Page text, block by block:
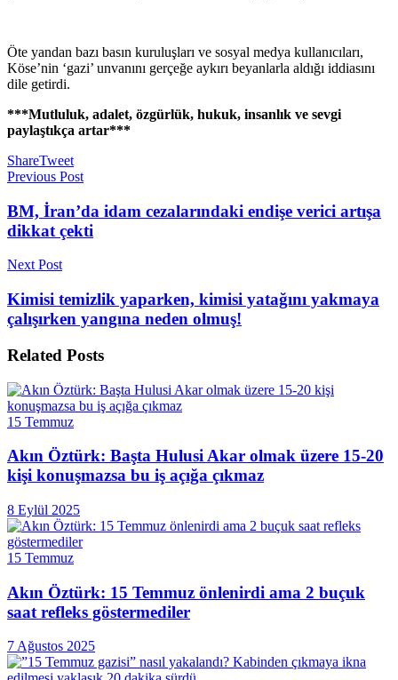
Öte yandan bazı basın kuruluşları ve sosyal medya kullanıcıları,
Köse’nin ‘gazi’ unvanını gerçeğe aykırı beyanlarla aldığı iddiasını
dile getirdi.
***Mutluluk, adalet, özgürlük, hukuk, insanlık ve sevgi
paylaştıkça artar***
ShareTweet
Previous Post
BM, İran’da idam cezalarındaki endişe verici artışa
dikkat çekti
Next Post
Kimisi temizlik yaparken, kimisi yatağını yakmaya
çalışırken yangına neden olmuş!
Related Posts
15 Temmuz
Akın Öztürk: Başta Hulusi Akar olmak üzere 15-20
kişi konuşmazsa bu iş açığa çıkmaz
8 Eylül 2025
15 Temmuz
Akın Öztürk: 15 Temmuz önlenirdi ama 2 buçuk
saat refleks göstermediler
7 Ağustos 2025